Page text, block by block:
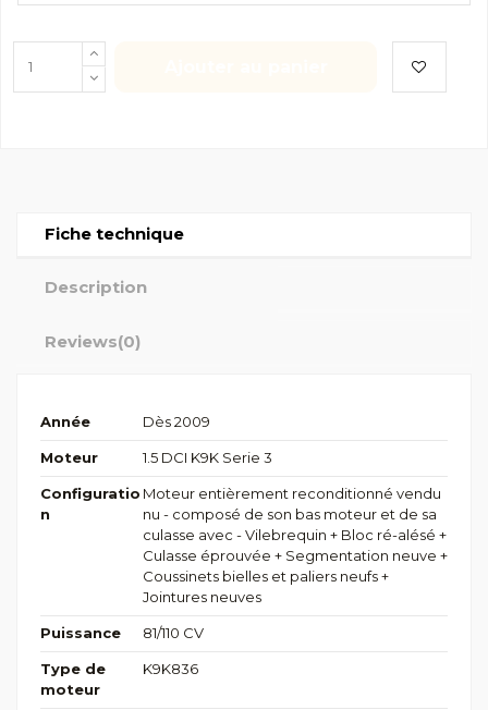
Fiche technique
Description
Reviews(0)
Année Dès 2009
Moteur 1.5 DCI K9K Serie 3
Configuratio
n
Moteur entièrement reconditionné vendu
nu - composé de son bas moteur et de sa
culasse avec - Vilebrequin + Bloc ré-alésé +
Culasse éprouvée + Segmentation neuve +
Coussinets bielles et paliers neufs +
Jointures neuves
Puissance 81/110 CV
Type de
moteur
K9K836